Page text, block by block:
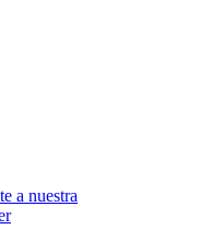
a nuestra